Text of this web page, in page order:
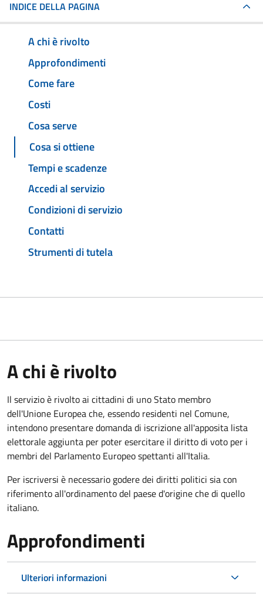
INDICE DELLA PAGINA
A chi è rivolto
Approfondimenti
Come fare
Costi
Cosa serve
Cosa si ottiene
Tempi e scadenze
Accedi al servizio
Condizioni di servizio
Contatti
Strumenti di tutela
A chi è rivolto
Il servizio è rivolto ai cittadini di uno Stato membro
dell'Unione Europea che, essendo residenti nel Comune,
intendono presentare domanda di iscrizione all'apposita lista
elettorale aggiunta per poter esercitare il diritto di voto per i
membri del Parlamento Europeo spettanti all'Italia.
Per iscriversi è necessario godere dei diritti politici sia con
riferimento all'ordinamento del paese d'origine che di quello
italiano.
Approfondimenti
Ulteriori informazioni